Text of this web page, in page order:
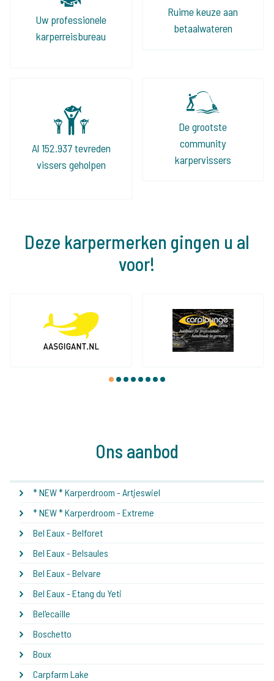
jaar gaan we zelfs 2 keer op pad met zijn
Uw professionele
karperreisbureau
Ruime keuze aan
betaalwateren
Al 152.937 tevreden
vissers geholpen
De grootste
community
karpervissers
Deze karpermerken gingen u al
voor!
1 2 3 4 5 6 7 8
Ons aanbod
* NEW * Karperdroom - Artjeswiel
* NEW * Karperdroom - Extreme
Bel Eaux - Belforet
Bel Eaux - Belsaules
Bel Eaux - Belvare
Bel Eaux - Etang du Yeti
Bel'ecaille
Boschetto
Boux
Carpfarm Lake